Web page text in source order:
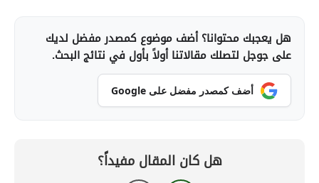
هل يعجبك محتوانا؟ أضف موضوع كمصدر مفضل لديك
على جوجل لتصلك مقالاتنا أولاً بأول في نتائج البحث.
أضف كمصدر مفضل على Google
هل كان المقال مفيداً؟